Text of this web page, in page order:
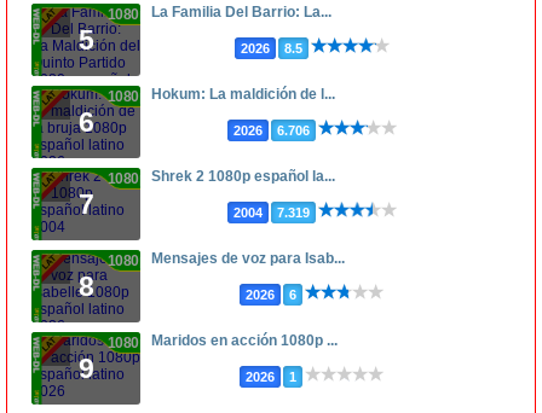
5
1080p La Familia Del Barrio: La...
2026 8.5
6
1080p Hokum: La maldición de l...
2026 6.706
7
1080p Shrek 2 1080p español la...
2004 7.319
8
1080p Mensajes de voz para Isab...
2026 6
9
1080p Maridos en acción 1080p ...
2026 1